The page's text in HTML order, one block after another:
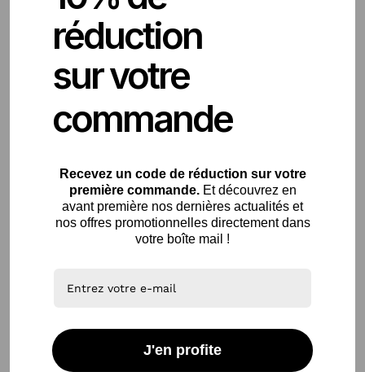
15,90 €
2,90 €
AJOUTER AU PANIER
favorite_border
réduction
sur votre
commande
Recevez un code deréduction sur votre
première commande.Et découvrez en
avant première nos dernières actualités et
nos offres promotionnelles directement dans
votre boîte mail !
J'en profite